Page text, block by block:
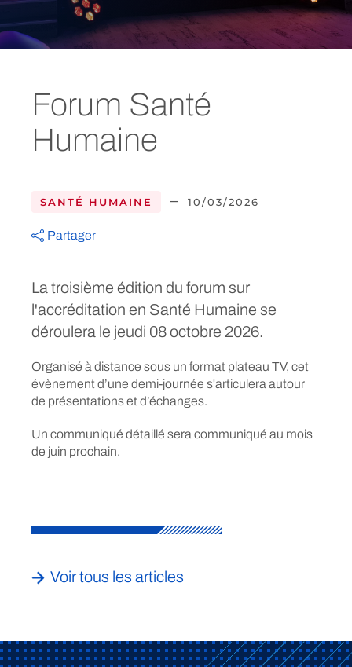
Forum Santé
Humaine
SANTÉ HUMAINE – 10/03/2026
Partager
La troisième édition du forum sur
l'accréditation en Santé Humaine se
déroulera le jeudi 08 octobre 2026.
Organisé à distance sous un format plateau TV, cet
évènement d’une demi-journée s'articulera autour
de présentations et d’échanges.
Un communiqué détaillé sera communiqué au mois
de juin prochain.
Voir tous les articles